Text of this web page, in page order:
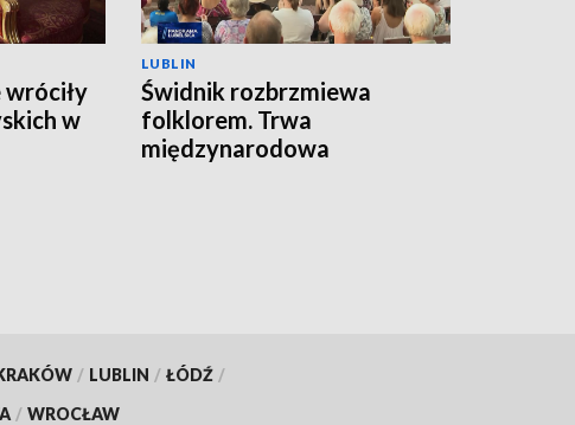
wróciły
w
LUBLIN
Świdnik rozbrzmiewa
folklorem. Trwa
międzynarodowa
/ LUBLIN / ŁÓDŹ /
/ WROCŁAW